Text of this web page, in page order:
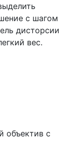
с шагом
дисторсии
вес.
объектив с